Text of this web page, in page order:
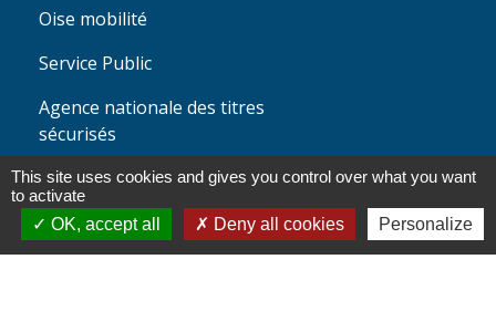
Oise mobilité
Service Public
Agence nationale des titres
sécurisés
Partenaires
This site uses cookies and gives you control over what you want
to activate
OK, accept all
Deny all cookies Personalize